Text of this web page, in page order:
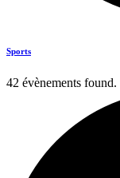
Sports
42 évènements found.